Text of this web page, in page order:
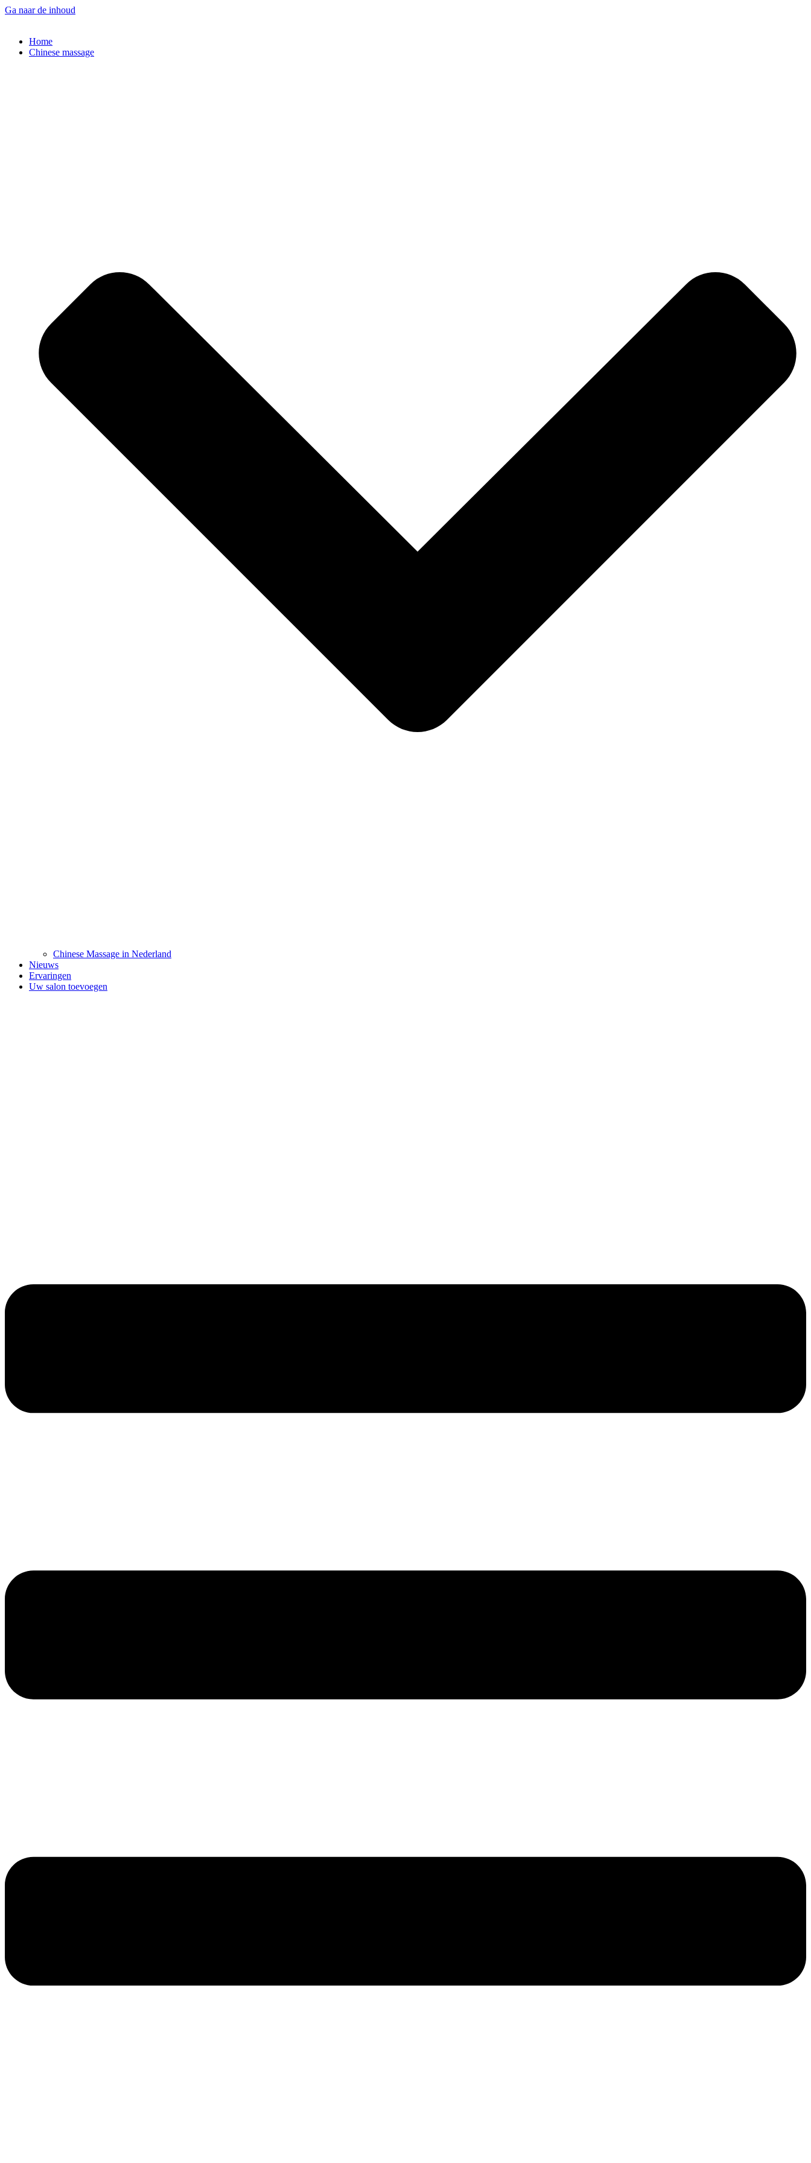
Ga naar de inhoud
Home
Chinese massage
Chinese Massage in Nederland
Nieuws
Ervaringen
Uw salon toevoegen